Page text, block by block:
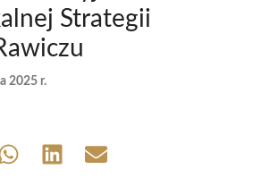
Strategii
2025 r.
Share Share Share